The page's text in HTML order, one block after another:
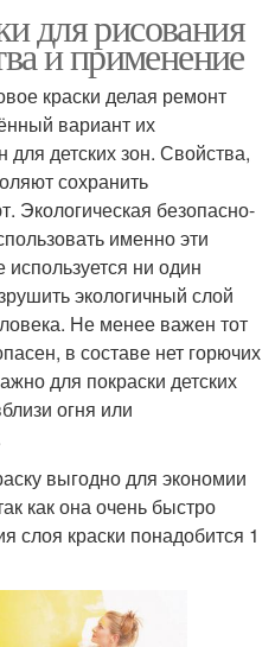
для рисования
и применение
краски делая ремонт
вариант их
для детских зон. Свойства,
сохранить
Экологическая безопасно-
именно эти
используется ни один
экологичный слой
Не менее важен тот
в составе нет горючих
для покраски детских
огня или
выгодно для экономии
как она очень быстро
слоя краски понадобится 1